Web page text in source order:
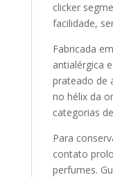
clicker
facilidade,
Fabricada
antialérgica
prateado de
no hélix da
categorias
Para
contato
perfumes.